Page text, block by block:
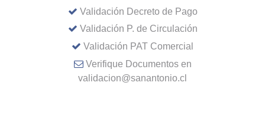
Validación Decreto de Pago
Validación P. de Circulación
Validación PAT Comercial
Verifique Documentos en
validacion@sanantonio.cl